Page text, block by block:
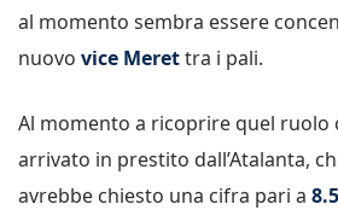
al momento sembra essere
nuovo vice Merettra i pali.
Al momento a ricoprire quel ruolo
arrivato in prestito dall’Atalanta,
avrebbe chiesto una cifra pari a